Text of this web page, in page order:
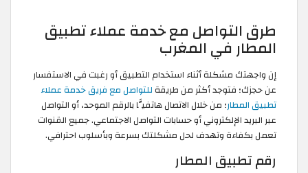
طرق التواصل مع خدمة عملاء تطبيق
المطار في المغرب
إن واجهتك مشكلة أثناء استخدام التطبيق أو رغبت في الاستفسار
عن حجزك؛ فتوجد أكثر من طريقة للتواصل مع فريق خدمة عملاء
تطبيق المطار؛ من خلال الاتصال هاتفيًّا بالرقم الموحد، أو التواصل
عبر البريد الإلكتروني أو حسابات التواصل الاجتماعي. جميع القنوات
تعمل بكفاءة وتهدف لحل مشكلتك بسرعة وبأسلوب احترافي.
رقم تطبيق المطار